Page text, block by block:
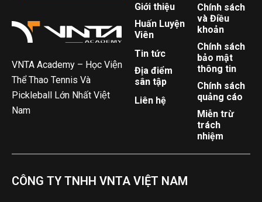
VNTA Academy – Học Viện
Thể Thao Tennis Và
Pickleball Lớn Nhất Việt
Nam
Giới thiệu
Huấn Luyện
Viên
Tin tức
Địa điểm
sân tập
Liên hệ
Chính sách
và Điều
khoản
Chính sách
bảo mật
thông tin
Chính sách
quảng cáo
Miễn trừ
trách
nhiệm
CÔNG TY TNHH VNTA VIỆT NAM